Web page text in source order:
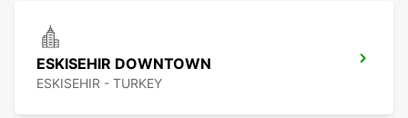
ESKISEHIR DOWNTOWN
ESKISEHIR - TURKEY